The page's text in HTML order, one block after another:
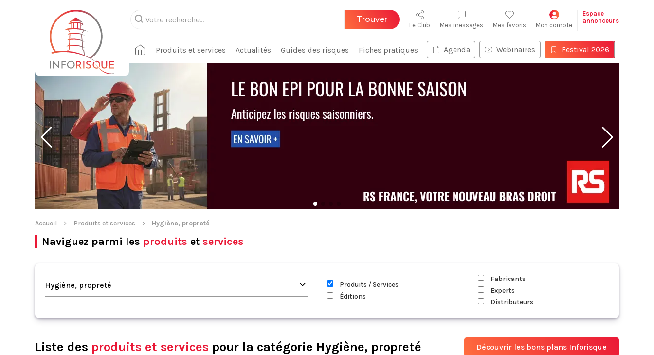
Trouver
Le Club Mes messages Mes favoris Mon compte
Espace
annonceurs
Produits et services Actualités Guides des risques Fiches pratiques Agenda Webinaires Festival 2026
Accueil Produits et services Hygiène, propreté
Naviguez parmi les produits et services
Hygiène, propreté
Produits / Services
Éditions
Fabricants
Experts
Distributeurs
Liste des produits et services pour la catégorie Hygiène, propreté Découvrir les bons plans Inforisque